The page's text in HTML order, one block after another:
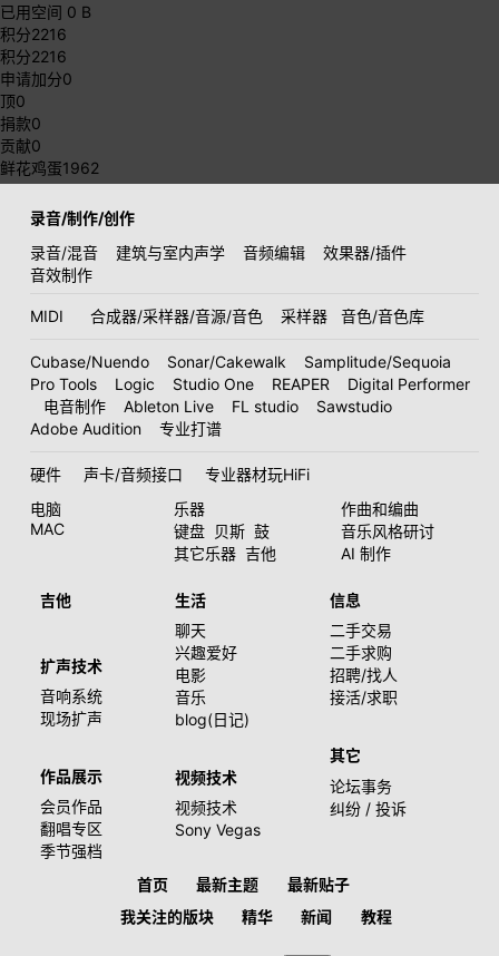
已用空间 0 B
积分2216
积分2216
申请加分0
顶0
捐款0
贡献0
鲜花鸡蛋1962
录音/制作/创作
录音/混音
建筑与室内声学 音频编辑
效果器/插件
音效制作
MIDI 合成器/采样器/音源/音色 采样器 音色/音色库
Cubase/Nuendo Sonar/Cakewalk
Samplitude/Sequoia
Pro Tools
Logic Studio One REAPER
Digital Performer
电音制作
Ableton Live FL studio
Sawstudio
Adobe Audition
专业打谱
硬件 声卡/音频接口
专业器材玩HiFi
电脑
MAC
乐器
键盘 贝斯 鼓
其它乐器 吉他
作曲和编曲
音乐风格研讨
AI 制作
吉他
扩声技术
音响系统
现场扩声
作品展示
会员作品
翻唱专区
季节强档
生活
聊天
兴趣爱好
电影
音乐
blog(日记)
视频技术
视频技术
Sony Vegas
信息
二手交易
二手求购
招聘/找人
接活/求职
其它
论坛事务
纠纷 / 投诉
首页 最新主题
最新贴子
我关注的版块
精华 新闻 教程